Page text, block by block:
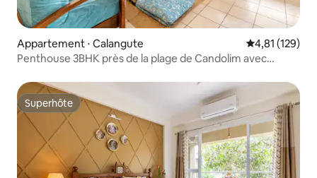
Appartement ⋅ Calangute Évaluation
4,81 (129)
Penthouse 3BHK près de la plage de Candolim avec
Superhôte
Superhôte